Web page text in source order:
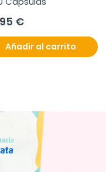
€
Añadir al carrito